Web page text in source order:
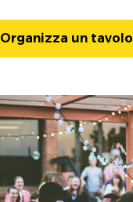
Organizza un tavolo